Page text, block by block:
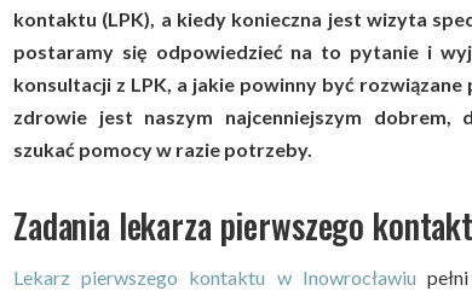
kontaktu (LPK), a kiedy konieczna jest wizyta
postaramy się odpowiedzieć na to pytanie i
konsultacji z LPK, a jakie powinny być
zdrowie jest naszym najcenniejszym dobrem,
szukać pomocy w razie potrzeby.
Zadania lekarza pierwszego
Lekarz pierwszego kontaktu w Inowrocławiu